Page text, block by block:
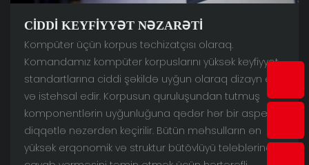
CIDDI KEYFIYYƏT NƏZARƏTI
Kompüter üçün korpus təchizatçısı olaraq.
Komandamız kompüter korpuslarını yüksək keyfiyyət
standartlarına ciddi şəkildə uyğun olaraq dizayn edir
və istehsal edir. Korpusun quruluşundan tutmuş
komponentlərin uyğunluğuna qədər hər bir aspekt
diqqətlə nəzərdən keçirilir. Bütün məhsulların ən
yüksək erqonomik və struktur bütövlüyü tələblərinə